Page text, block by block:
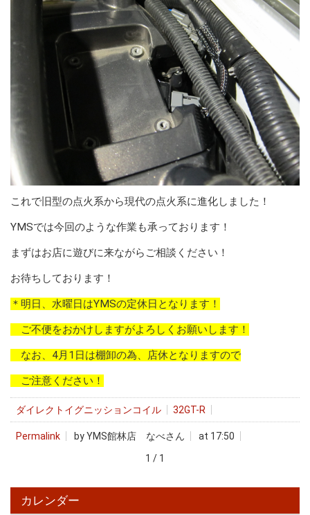
これで旧型の点火系から現代の点火系に進化しました！
YMSでは今回のような作業も承っております！
まずはお店に遊びに来ながらご相談ください！
お待ちしております！
＊明日、水曜日はYMSの定休日となります！
ご不便をおかけしますがよろしくお願いします！
なお、4月1日は棚卸の為、店休となりますので
ご注意ください！
ダイレクトイグニッションコイル 32GT-R
Permalink by YMS館林店 なべさん
at 17:50
1 / 1
カレンダー